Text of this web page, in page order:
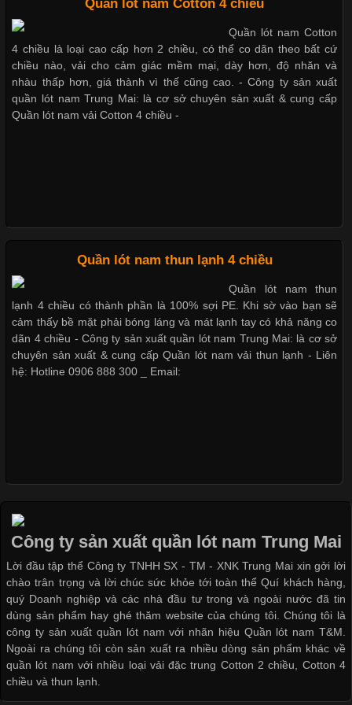
Cập nhật 2026-05-21 14:59:25
Trong những năm gần đây, vải Bamboo đang trở thành một
trong những chất liệu được yêu thích trong ngành thời trang
nhờ đặc tính mềm mại, thoáng khí và thân thiện với môi trường.
Không chỉ được ứng dụng trong quần áo thường ngày, loại vải
Cập nhật 2026-05-20 14:58:56
Vải thun là một trong những chất liệu được sử dụng rộng rãi
nhất trong ngành thời trang nhờ đặc tính co giãn, mềm mại và
thoải mái khi mặc. Từ áo thun, đồ thể thao cho đến đồ lót nam,
vải thun luôn đóng vai trò quan trọng trong quá trình sản xuất.
Hiện nay, nhu cầu tìm kiếm quần lót nam giá
Các Form Áo Thun Phổ Biến Hiện Nay Và Xu Hướng Trong
Ngành May Mặc Áo thun là một trong những trang phục quen
thuộc và được sử dụng phổ biến nhất hiện nay. Không chỉ đa
dạng về màu sắc hay chất liệu, áo thun còn có nhiều form dáng
khác nhau để phù hợp với từng phong cách thời trang và nhu
cầu
Khám Phá Áo Phông Trang Phục Phổ Biến Nhất Hiện Nay
Bộ sưu tập quần lót nam Boxer TpHCM
Quần lót nam boxer thun lạnh
Quần lót nam Cotton 4 chiều
Quần lót nam Cotton
4 chiều là loại cao cấp hơn 2 chiều, có thể co dãn theo bất cứ
chiều nào, vải cho cảm giác mềm mại, dày hơn, độ nhăn và
nhàu thấp hơn, giá thành vì thế cũng cao. - Công ty sản xuất
quần lót nam Trung Mai: là cơ sở chuyên sản xuất & cung cấp
Quần lót nam vải Cotton 4 chiều -
Quần lót nam thun lạnh 4 chiều
Quần lót nam thun
lạnh 4 chiều có thành phần là 100% sợi PE. Khi sờ vào bạn sẽ
cảm thấy bề mặt phải bóng láng và mát lạnh tay có khả năng co
dãn 4 chiều - Công ty sản xuất quần lót nam Trung Mai: là cơ sở
chuyên sản xuất & cung cấp Quần lót nam vải thun lạnh - Liên
hệ: Hotline 0906 888 300 _ Email:
Công ty sản xuất quần lót nam Trung Mai
Lời đầu tập thể Công ty TNHH SX - TM - XNK Trung Mai xin gởi lời
chào trân trọng và lời chúc sức khỏe tới toàn thể Quí khách hàng,
quý Doanh nghiệp và các nhà đầu tư trong và ngoài nước đã tin
dùng sản phẩm hay ghé thăm website của chúng tôi. Chúng tôi là
công ty sản xuất quần lót nam với nhãn hiệu Quần lót nam T&M.
Ngoài ra chúng tôi còn sản xuất ra nhiều dòng sản phẩm khác về
quần lót nam với nhiều loại vải đặc trung Cotton 2 chiều, Cotton 4
chiều và thun lạnh.